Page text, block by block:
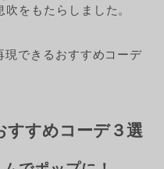
をもたらしました。
できるおすすめコーデ
すすめコーデ３選